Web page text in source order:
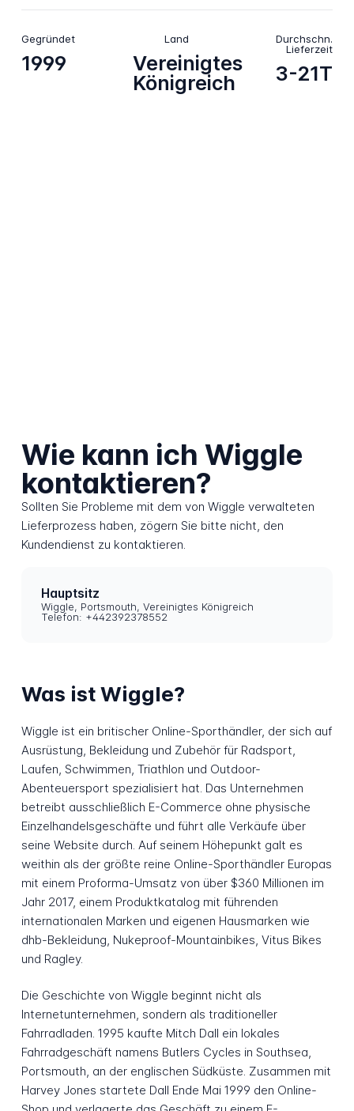
Gegründet
1999
Land
Vereinigtes
Königreich
Durchschn.
Lieferzeit
3-21T
Wie kann ich Wiggle
kontaktieren?
Sollten Sie Probleme mit dem von Wiggle verwalteten
Lieferprozess haben, zögern Sie bitte nicht, den
Kundendienst zu kontaktieren.
Hauptsitz
Wiggle, Portsmouth, Vereinigtes Königreich
Telefon: +442392378552
Was ist Wiggle?
Wiggle ist ein britischer Online-Sporthändler, der sich auf
Ausrüstung, Bekleidung und Zubehör für Radsport,
Laufen, Schwimmen, Triathlon und Outdoor-
Abenteuersport spezialisiert hat. Das Unternehmen
betreibt ausschließlich E-Commerce ohne physische
Einzelhandelsgeschäfte und führt alle Verkäufe über
seine Website durch. Auf seinem Höhepunkt galt es
weithin als der größte reine Online-Sporthändler Europas
mit einem Proforma-Umsatz von über $360 Millionen im
Jahr 2017, einem Produktkatalog mit führenden
internationalen Marken und eigenen Hausmarken wie
dhb-Bekleidung, Nukeproof-Mountainbikes, Vitus Bikes
und Ragley.
Die Geschichte von Wiggle beginnt nicht als
Internetunternehmen, sondern als traditioneller
Fahrradladen. 1995 kaufte Mitch Dall ein lokales
Fahrradgeschäft namens Butlers Cycles in Southsea,
Portsmouth, an der englischen Südküste. Zusammen mit
Harvey Jones startete Dall Ende Mai 1999 den Online-